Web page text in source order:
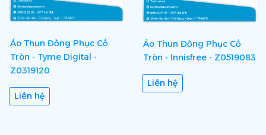
Áo Thun Đồng Phục Cổ
Tròn - Tyme Digital -
Z0319120
Liên hệ
Áo Thun Đồng Phục Cổ
Tròn - Innisfree - Z0519083
Liên hệ